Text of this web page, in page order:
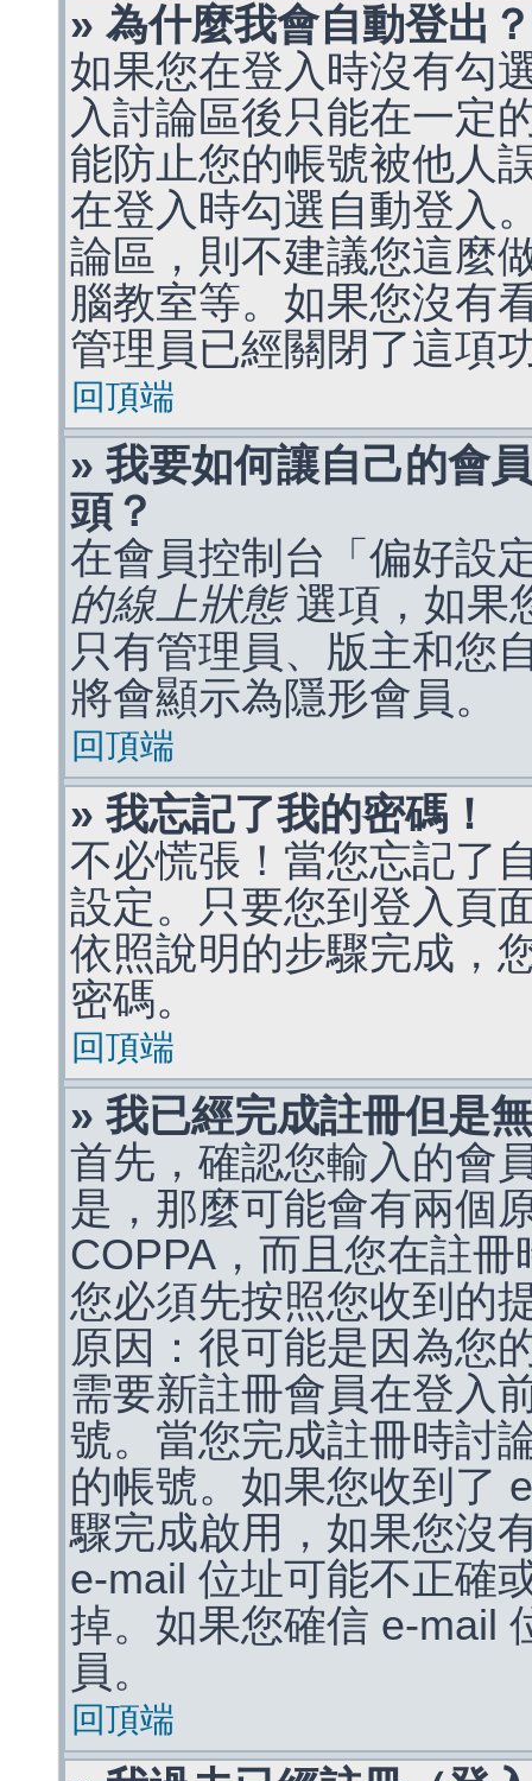
» 為什麼我會自動登出？
如果您在登入時沒有勾
入討論區後只能在一定
能防止您的帳號被他人
在登入時勾選自動登入
論區，則不建議您這麼
腦教室等。如果您沒有
管理員已經關閉了這項
回頂端
» 我要如何讓自己的會
頭？
在會員控制台「偏好設
的線上狀態選項，如果
只有管理員、版主和您
將會顯示為隱形會員。
回頂端
» 我忘記了我的密碼！
不必慌張！當您忘記了
設定。只要您到登入頁
依照說明的步驟完成，
密碼。
回頂端
» 我已經完成註冊但是
首先，確認您輸入的會
是，那麼可能會有兩個
COPPA，而且您在註
您必須先按照您收到的
原因：很可能是因為您
需要新註冊會員在登入
號。當您完成註冊時討
的帳號。如果您收到了
驟完成啟用，如果您沒
e-mail 位址可能不正確
掉。如果您確信 e-mail
員。
回頂端